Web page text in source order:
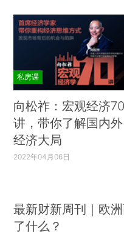
私房课
向松祚：宏观经济70
讲，带你了解国内外
经济大局
2022年04月06日
最新财新周刊｜欧
了什么？